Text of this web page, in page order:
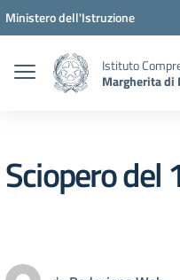
Vai ai contenuti
Vai al menu di navigazione
Vai al footer
Ministero dell'Istruzione
Istituto
Margherita di
Sciopero del